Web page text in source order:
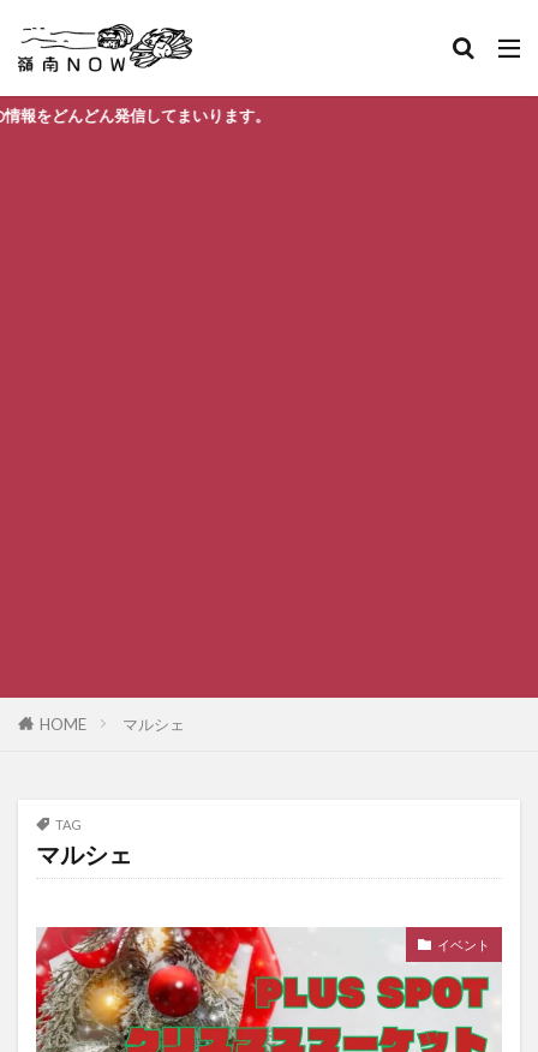
発信してまいります。
HOME マルシェ
TAG
マルシェ
イベント